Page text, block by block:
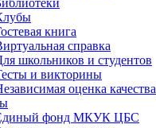
книга
справка
школьников и студентов
и викторины
оценка качества
фонд МКУК ЦБС